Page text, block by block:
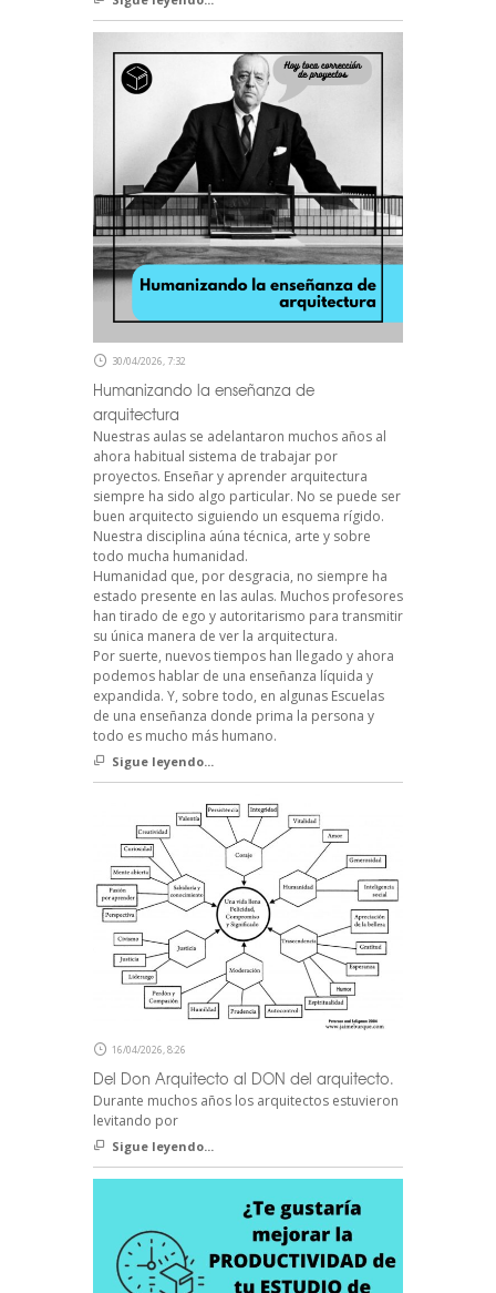
30/04/2026, 7:32
Humanizando la enseñanza de
arquitectura
Nuestras aulas se adelantaron muchos años al
ahora habitual sistema de trabajar por
proyectos. Enseñar y aprender arquitectura
siempre ha sido algo particular. No se puede ser
buen arquitecto siguiendo un esquema rígido.
Nuestra disciplina aúna técnica, arte y sobre
todo mucha humanidad.
Humanidad que, por desgracia, no siempre ha
estado presente en las aulas. Muchos profesores
han tirado de ego y autoritarismo para transmitir
su única manera de ver la arquitectura.
Por suerte, nuevos tiempos han llegado y ahora
podemos hablar de una enseñanza líquida y
expandida. Y, sobre todo, en algunas Escuelas
de una enseñanza donde prima la persona y
todo es mucho más humano.
Sigue leyendo...
16/04/2026, 8:26
Del Don Arquitecto al DON del arquitecto.
Durante muchos años los arquitectos estuvieron
levitando por
Sigue leyendo...